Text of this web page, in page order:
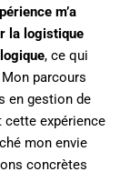
m’a
la logistique
, ce qui
parcours
en gestion de
cette expérience
mon envie
concrètes